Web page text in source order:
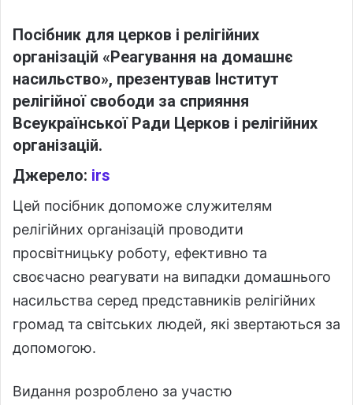
Посібник для церков і релігійних
організацій «Реагування на домашнє
насильство», презентував Інститут
релігійної свободи за сприяння
Всеукраїнської Ради Церков і релігійних
організацій.
Джерело: irs
Цей посібник допоможе служителям
релігійних організацій проводити
просвітницьку роботу, ефективно та
своєчасно реагувати на випадки домашнього
насильства серед представників релігійних
громад та світських людей, які звертаються за
допомогою.
Видання розроблено за участю